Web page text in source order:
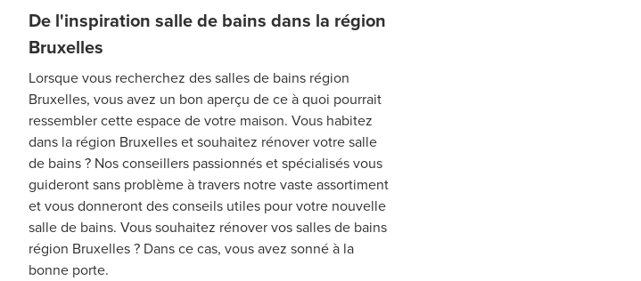
De l'inspiration salle de bains dans la région
Bruxelles
Lorsque vous recherchez des salles de bains région
Bruxelles, vous avez un bon aperçu de ce à quoi pourrait
ressembler cette espace de votre maison. Vous habitez
dans la région Bruxelles et souhaitez rénover votre salle
de bains ? Nos conseillers passionnés et spécialisés vous
guideront sans problème à travers notre vaste assortiment
et vous donneront des conseils utiles pour votre nouvelle
salle de bains. Vous souhaitez rénover vos salles de bains
région Bruxelles ? Dans ce cas, vous avez sonné à la
bonne porte.